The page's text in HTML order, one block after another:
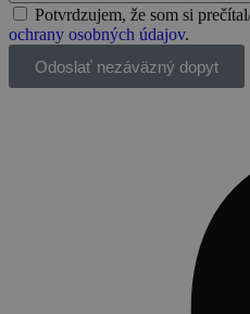
Potvrdzujem, že som si
ochrany osobných údajov.
Odoslať nezáväzný dopyt